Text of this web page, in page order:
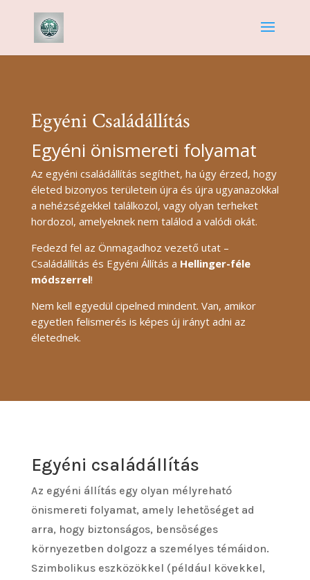
Egyéni Családállítás
Egyéni önismereti folyamat
Az egyéni családállítás segíthet, ha úgy érzed, hogy
életed bizonyos területein újra és újra ugyanazokkal
a nehézségekkel találkozol, vagy olyan terheket
hordozol, amelyeknek nem találod a valódi okát.
Fedezd fel az Önmagadhoz vezető utat –
Családállítás és Egyéni Állítás a Hellinger-féle
módszerrel!
Nem kell egyedül cipelned mindent. Van, amikor
egyetlen felismerés is képes új irányt adni az
életednek.
Egyéni családállítás
Az egyéni állítás egy olyan mélyreható
önismereti folyamat, amely lehetőséget ad
arra, hogy biztonságos, bensőséges
környezetben dolgozz a személyes témáidon.
Szimbolikus eszközökkel (például kövekkel,